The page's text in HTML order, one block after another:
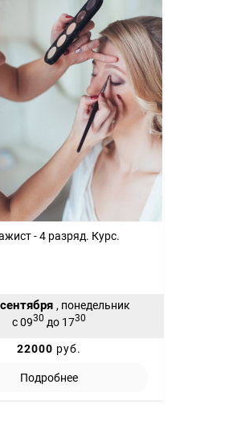
- 4 разряд. Курс.
, понедельник
с 0930 до 1730
22000 руб.
Подробнее